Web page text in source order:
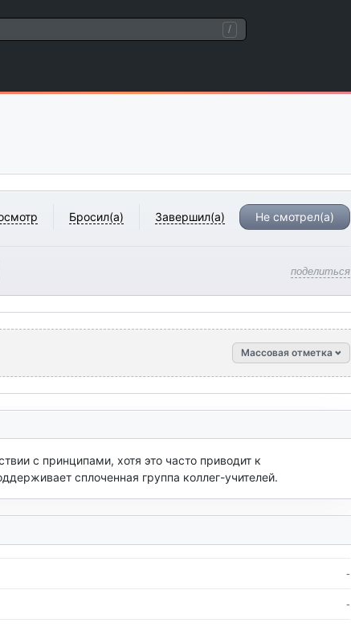
/
Бросил(а) Завершил(а) Не смотрел(а)
поделиться
Массовая отметка
с принципами, хотя это часто приводит к
сплоченная группа коллег-учителей.
-
-